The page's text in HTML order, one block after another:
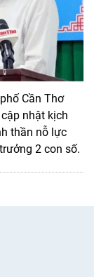
Cần Thơ
nhật kịch
thần nỗ lực
2 con số.